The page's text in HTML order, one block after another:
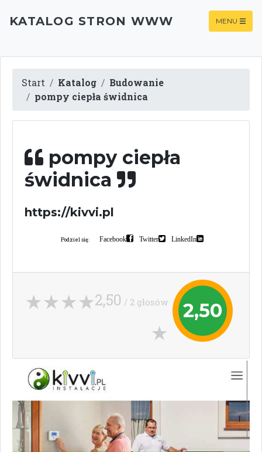
KATALOG STRON WWW MENU
Start Katalog
Budowanie
pompy ciepła świdnica
pompy ciepła
świdnica
https://kivvi.pl
Podziel się: Facebook Twitter LinkedIn
2,50
2,50 / 2 głosów